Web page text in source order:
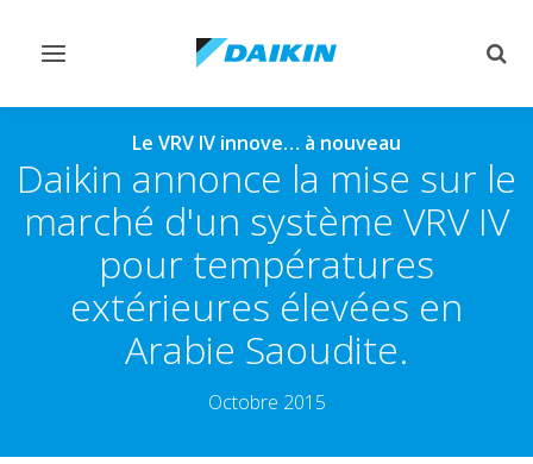
Afficher/masquer
Le VRV IV innove… à nouveau
Daikin annonce la mise sur le
marché d'un système VRV IV
pour températures
extérieures élevées en
Arabie Saoudite.
Octobre 2015